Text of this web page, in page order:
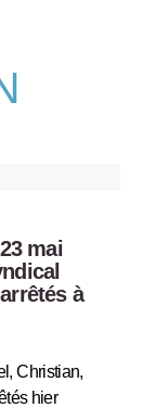
mai
à
Christian,
hier